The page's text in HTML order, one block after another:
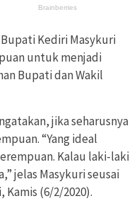
Kediri Masykuri
untuk menjadi
Bupati dan Wakil
jika seharusnya
“Yang ideal
Kalau laki-laki
jelas Masykuri seusai
Kamis (6/2/2020).